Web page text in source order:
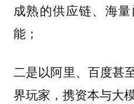
成熟的供应链、海
能；
二是以阿里、百度甚
界玩家，携资本与大